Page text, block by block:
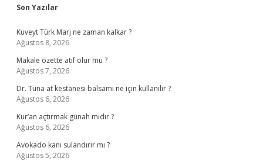
Sidebar
Son Yazılar
Kuveyt Türk Marj ne zaman kalkar ?
Ağustos 8, 2026
Makale özette atıf olur mu ?
Ağustos 7, 2026
Dr. Tuna at kestanesi balsamı ne için kullanılır ?
Ağustos 6, 2026
Kur’an açtırmak günah mıdır ?
Ağustos 6, 2026
Avokado kanı sulandırır mı ?
Ağustos 5, 2026